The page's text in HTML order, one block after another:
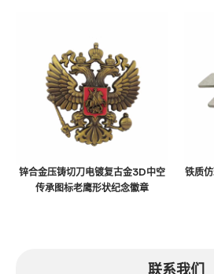
锌合金压铸切刀电镀复古金3D中空
传承图标老鹰形状纪念徽章
铁质
联系我们